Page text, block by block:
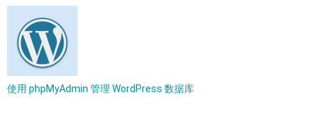
使用 phpMyAdmin 管理 WordPress 数据库